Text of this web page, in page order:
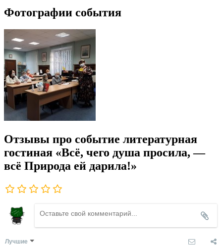
Фотографии события
Отзывы про событие литературная
гостиная «Всё, чего душа просила, —
всё Природа ей дарила!»
Лучшие